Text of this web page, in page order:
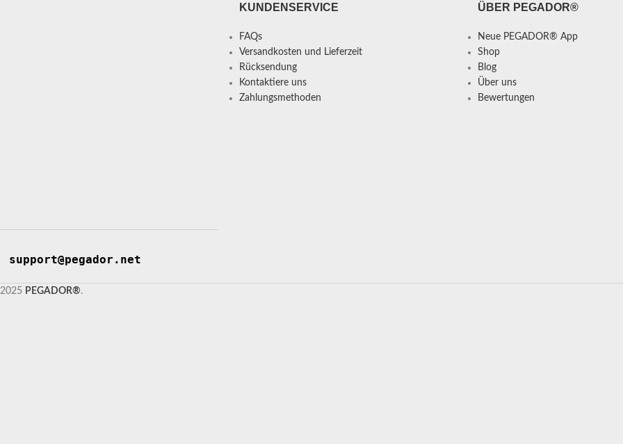
support@pegador.net
KUNDENSERVICE
FAQs
Versandkosten und Lieferzeit
Rücksendung
Kontaktiere uns
Zahlungsmethoden
ÜBER PEGADOR®
Neue PEGADOR® App
Shop
Blog
Über uns
Bewertungen
2025 PEGADOR®.